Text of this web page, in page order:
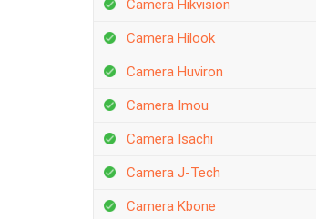
Camera Hikvision
Camera Hilook
Camera Huviron
Camera Imou
Camera Isachi
Camera J-Tech
Camera Kbone